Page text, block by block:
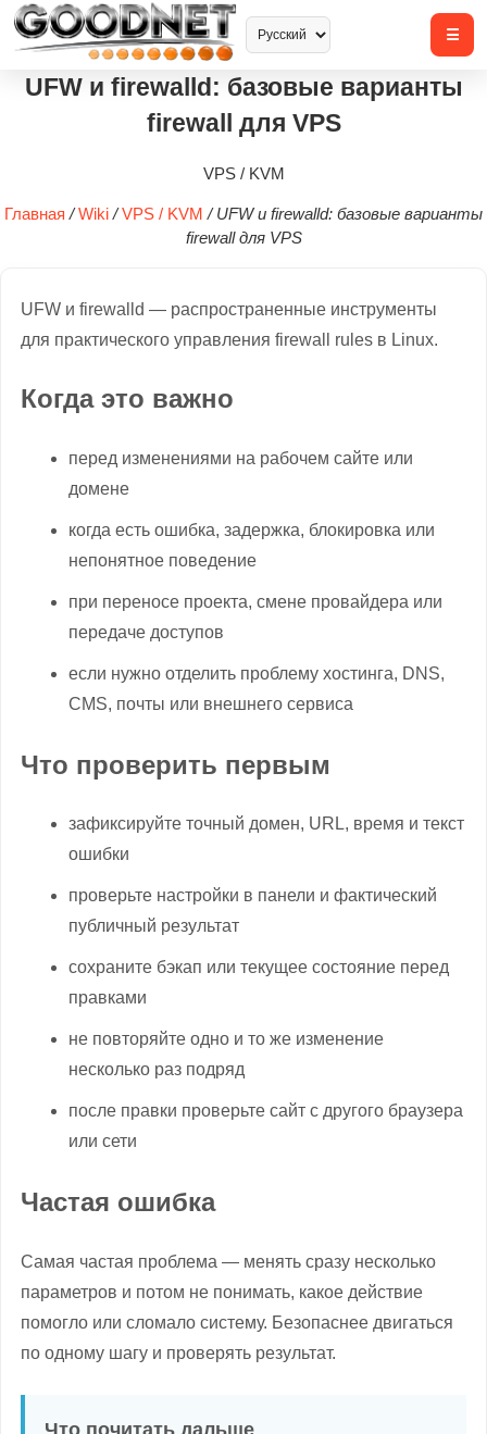
UFW и firewalld: базовые варианты
firewall для VPS
VPS / KVM
Главная / Wiki / VPS / KVM / UFW и firewalld: базовые варианты
firewall для VPS
UFW и firewalld — распространенные инструменты
для практического управления firewall rules в Linux.
Когда это важно
перед изменениями на рабочем сайте или
домене
когда есть ошибка, задержка, блокировка или
непонятное поведение
при переносе проекта, смене провайдера или
передаче доступов
если нужно отделить проблему хостинга, DNS,
CMS, почты или внешнего сервиса
Что проверить первым
зафиксируйте точный домен, URL, время и текст
ошибки
проверьте настройки в панели и фактический
публичный результат
сохраните бэкап или текущее состояние перед
правками
не повторяйте одно и то же изменение
несколько раз подряд
после правки проверьте сайт с другого браузера
или сети
Частая ошибка
Самая частая проблема — менять сразу несколько
параметров и потом не понимать, какое действие
помогло или сломало систему. Безопаснее двигаться
по одному шагу и проверять результат.